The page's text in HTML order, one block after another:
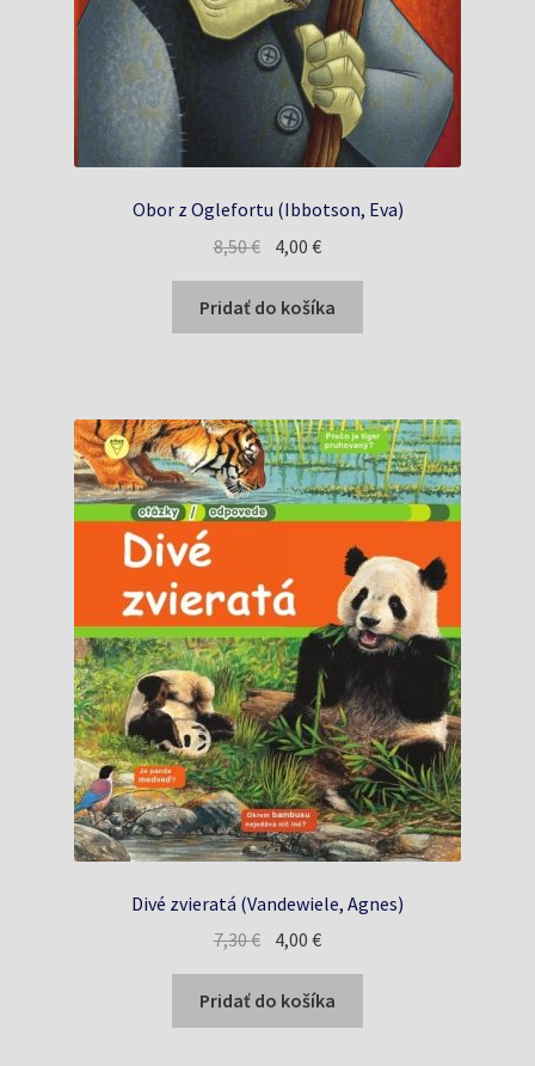
Obor z Oglefortu (Ibbotson, Eva)
8,50€ Pôvodná
bola:
8,50 €.
4,00€Aktuálna
je:
4,00 €.
Pridať do košíka
Divé zvieratá (Vandewiele, Agnes)
7,30€ Pôvodná
cena
bola:
7,30 €.
4,00€Aktuálna
cena
je:
4,00 €.
Pridať do košíka